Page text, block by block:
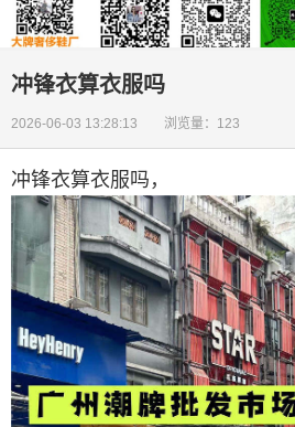
冲锋衣算衣服吗
2026-06-03 13:28:13 浏览量：123
冲锋衣算衣服吗 ，